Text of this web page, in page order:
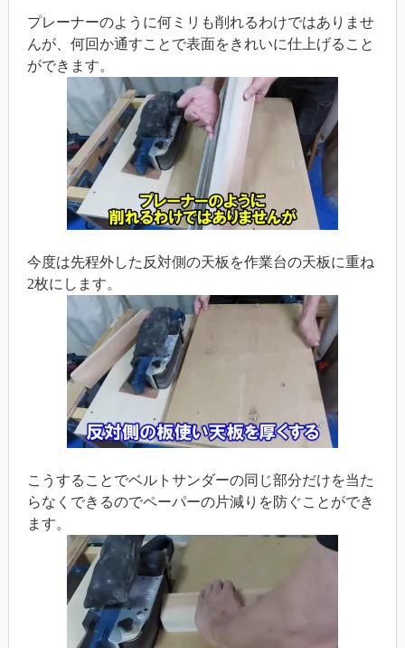
プレーナーのように何ミリも削れるわけではありませ
んが、何回か通すことで表面をきれいに仕上げること
ができます。
今度は先程外した反対側の天板を作業台の天板に重ね
2枚にします。
こうすることでベルトサンダーの同じ部分だけを当た
らなくできるのでペーパーの片減りを防ぐことができ
ます。